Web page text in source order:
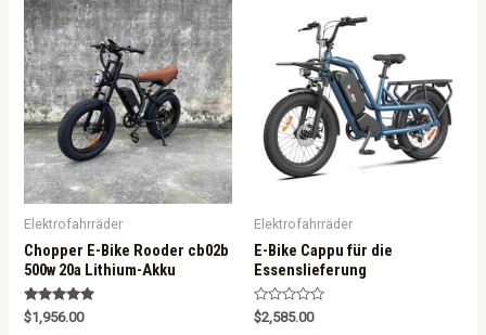
Elektrofahrräder
Chopper E-Bike Rooder cb02b
500w 20a Lithium-Akku
Rated
5.00
$1,956.00
Elektrofahrräder
E-Bike Cappu für die
Essenslieferung
R
a
$2,585.00